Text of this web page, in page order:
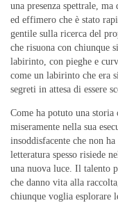
una presenza spettrale,
ed effimero che è stato
gentile sulla ricerca del
che risuona con chiunque
labirinto, con pieghe e
come un labirinto che era
segreti in attesa di essere
Come ha potuto una
miseramente nella sua
insoddisfacente che non
letteratura spesso risiede
una nuova luce. Il talento
che danno vita alla
chiunque voglia esplorare